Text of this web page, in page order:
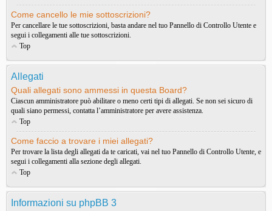
Come cancello le mie sottoscrizioni?
Per cancellare le tue sottoscrizioni, basta andare nel tuo Pannello di Controllo Utente e
segui i collegamenti alle tue sottoscrizioni.
Top
Allegati
Quali allegati sono ammessi in questa Board?
Ciascun amministratore può abilitare o meno certi tipi di allegati. Se non sei sicuro di
quali siano permessi, contatta l’amministratore per avere assistenza.
Top
Come faccio a trovare i miei allegati?
Per trovare la lista degli allegati da te caricati, vai nel tuo Pannello di Controllo Utente, e
segui i collegamenti alla sezione degli allegati.
Top
Informazioni su phpBB 3